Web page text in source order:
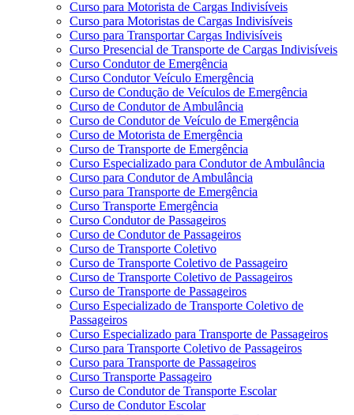
Curso para Motorista de Cargas Indivisíveis
Curso para Motoristas de Cargas Indivisíveis
Curso para Transportar Cargas Indivisíveis
Curso Presencial de Transporte de Cargas Indivisíveis
Curso Condutor de Emergência
Curso Condutor Veículo Emergência
Curso de Condução de Veículos de Emergência
Curso de Condutor de Ambulância
Curso de Condutor de Veículo de Emergência
Curso de Motorista de Emergência
Curso de Transporte de Emergência
Curso Especializado para Condutor de Ambulância
Curso para Condutor de Ambulância
Curso para Transporte de Emergência
Curso Transporte Emergência
Curso Condutor de Passageiros
Curso de Condutor de Passageiros
Curso de Transporte Coletivo
Curso de Transporte Coletivo de Passageiro
Curso de Transporte Coletivo de Passageiros
Curso de Transporte de Passageiros
Curso Especializado de Transporte Coletivo de
Passageiros
Curso Especializado para Transporte de Passageiros
Curso para Transporte Coletivo de Passageiros
Curso para Transporte de Passageiros
Curso Transporte Passageiro
Curso de Condutor de Transporte Escolar
Curso de Condutor Escolar